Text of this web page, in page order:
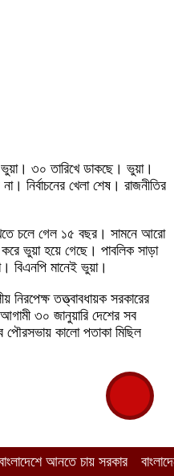
আনতে চায় সরকার বাংলাদেশের
৩০ তারিখে ডাকছে। ভুয়া।
নির্বাচনের খেলা শেষ। রাজনীতির
চলে গেল ১৫ বছর। সামনে আরো
ভুয়া হয়ে গেছে। পাবলিক সাড়া
মানেই ভুয়া।
নিরপেক্ষ তত্ত্বাবধায়ক সরকারের
আগামী ৩০ জানুয়ারি দেশের সব
কালো পতাকা মিছিল